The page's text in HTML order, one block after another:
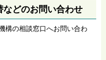
どのお問い合わせ
構の相談窓口へお問い合わ